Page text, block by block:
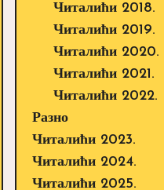
Читалићи 2018.
Читалићи 2019.
Читалићи 2020.
Читалићи 2021.
Читалићи 2022.
Разно
Читалићи 2023.
Читалићи 2024.
Читалићи 2025.